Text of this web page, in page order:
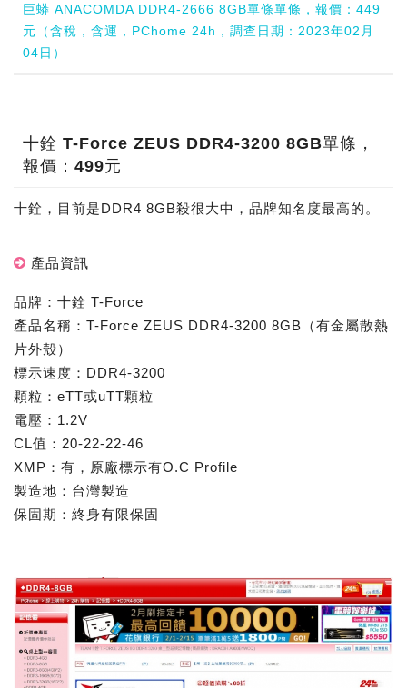
巨蟒 ANACOMDA DDR4-2666 8GB單條單條，報價：449
元（含稅，含運，PChome 24h，調查日期：2023年02月
04日）
十銓 T-Force ZEUS DDR4-3200 8GB單條，
報價：499元
十銓，目前是DDR4 8GB殺很大中，品牌知名度最高的。
產品資訊
品牌：十銓 T-Force
產品名稱：T-Force ZEUS DDR4-3200 8GB（有金屬散熱
片外殼）
標示速度：DDR4-3200
顆粒：eTT或uTT顆粒
電壓：1.2V
CL值：20-22-22-46
XMP：有，原廠標示有O.C Profile
製造地：台灣製造
保固期：終身有限保固